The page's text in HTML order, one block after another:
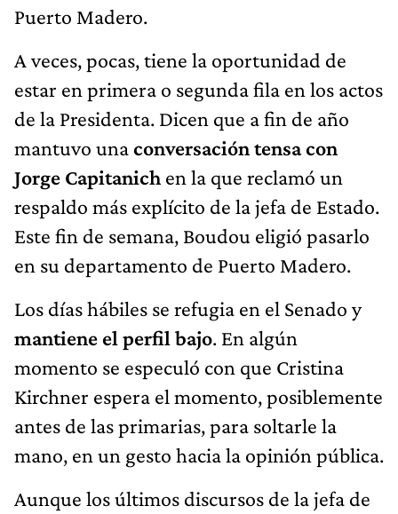
Puerto Madero.
A veces, pocas, tiene la oportunidad de
estar en primera o segunda fila en los actos
de la Presidenta. Dicen que a fin de año
mantuvo unaconversación tensa con
Jorge Capitanich en la que reclamó un
respaldo más explícito de la jefa de Estado.
Este fin de semana, Boudou eligió pasarlo
en su departamento de Puerto Madero.
Los días hábiles se refugia en el Senado y
mantiene el perfil bajo. En algún
momento se especuló con que Cristina
Kirchner espera el momento, posiblemente
antes de las primarias, para soltarle la
mano, en un gesto hacia la opinión pública.
Aunque los últimos discursos de la jefa de